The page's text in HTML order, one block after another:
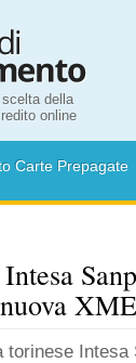
della
online
Carte Prepagate
torinese